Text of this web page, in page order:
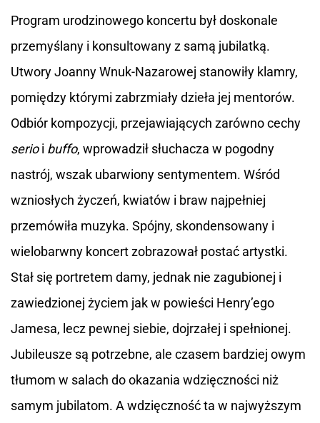
Program urodzinowego koncertu był doskonale
przemyślany i konsultowany z samą jubilatką.
Utwory Joanny Wnuk-Nazarowej stanowiły klamry,
pomiędzy którymi zabrzmiały dzieła jej mentorów.
Odbiór kompozycji, przejawiających zarówno cechy
serioi buffo, wprowadził słuchacza w pogodny
nastrój, wszak ubarwiony sentymentem. Wśród
wzniosłych życzeń, kwiatów i braw najpełniej
przemówiła muzyka. Spójny, skondensowany i
wielobarwny koncert zobrazował postać artystki.
Stał się portretem damy, jednak nie zagubionej i
zawiedzionej życiem jak w powieści Henry’ego
Jamesa, lecz pewnej siebie, dojrzałej i spełnionej.
Jubileusze są potrzebne, ale czasem bardziej owym
tłumom w salach do okazania wdzięczności niż
samym jubilatom. A wdzięczność ta w najwyższym